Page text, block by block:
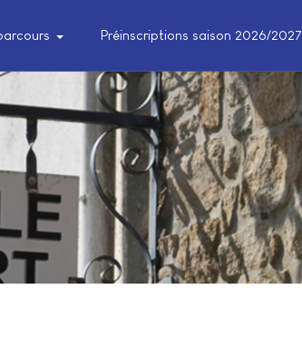
Préinscriptions saison 2026/2027